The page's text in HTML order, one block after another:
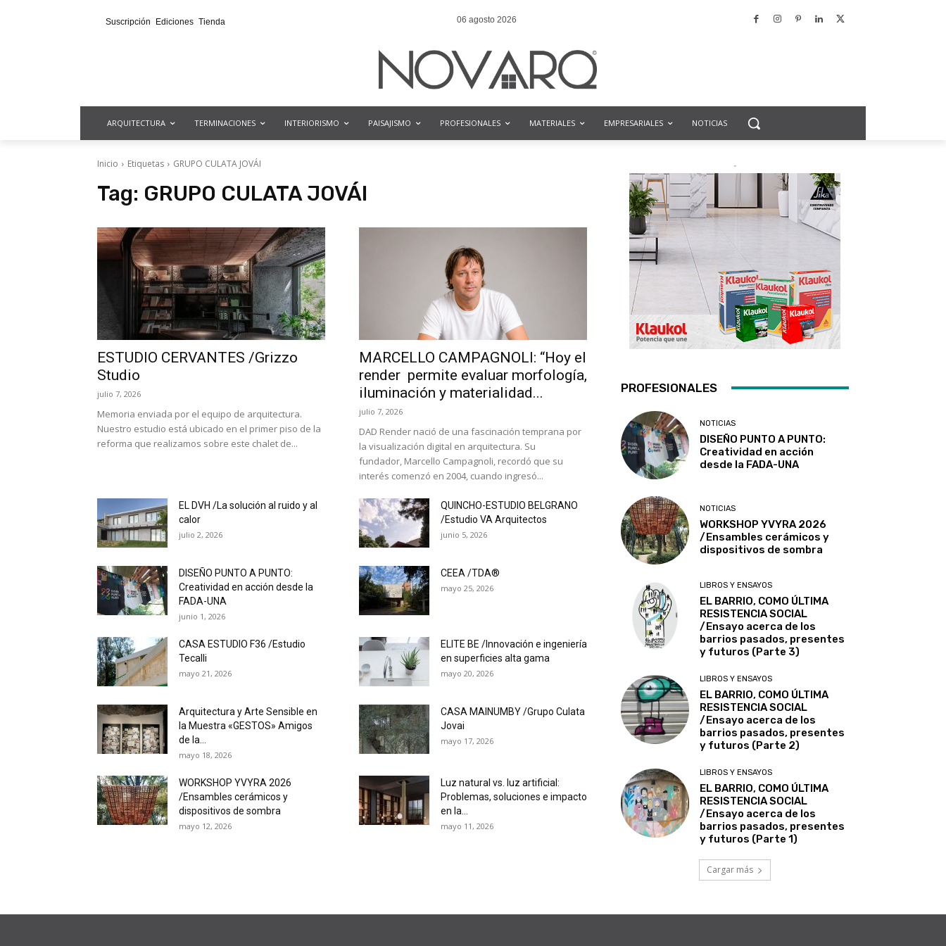
Suscripción Ediciones Tienda 06 agosto 2026
ARQUITECTURA TERMINACIONES INTERIORISMO PAISAJISMO PROFESIONALES MATERIALES EMPRESARIALES NOTICIAS
Inicio Etiquetas GRUPO CULATA JOVÁI
Tag: GRUPO CULATA JOVÁI
ESTUDIO CERVANTES /Grizzo
Studio
julio 7, 2026
Memoria enviada por el equipo de arquitectura.
Nuestro estudio está ubicado en el primer piso de la
reforma que realizamos sobre este chalet de...
MARCELLO CAMPAGNOLI: “Hoy el
render permite evaluar morfología,
iluminación y materialidad...
julio 7, 2026
DAD Render nació de una fascinación temprana por
la visualización digital en arquitectura. Su
fundador, Marcello Campagnoli, recordó que su
interés comenzó en 2004, cuando ingresó...
EL DVH /La solución al ruido y al
calor
julio 2, 2026
QUINCHO-ESTUDIO BELGRANO
/Estudio VA Arquitectos
junio 5, 2026
DISEÑO PUNTO A PUNTO:
Creatividad en acción desde la
FADA-UNA
junio 1, 2026
CEEA /TDA®
mayo 25, 2026
CASA ESTUDIO F36 /Estudio
Tecalli
mayo 21, 2026
ELITE BE /Innovación e ingeniería
en superficies alta gama
mayo 20, 2026
Arquitectura y Arte Sensible en
la Muestra «GESTOS» Amigos
de la...
mayo 18, 2026
CASA MAINUMBY /Grupo Culata
Jovai
mayo 17, 2026
WORKSHOP YVYRA 2026
/Ensambles cerámicos y
dispositivos de sombra
mayo 12, 2026
Luz natural vs. luz artificial:
Problemas, soluciones e impacto
en la...
mayo 11, 2026
-
PROFESIONALES
NOTICIAS
DISEÑO PUNTO A PUNTO:
Creatividad en acción
desde la FADA-UNA
NOTICIAS
WORKSHOP YVYRA 2026
/Ensambles cerámicos y
dispositivos de sombra
LIBROS Y ENSAYOS
EL BARRIO, COMO ÚLTIMA
RESISTENCIA SOCIAL
/Ensayo acerca de los
barrios pasados, presentes
y futuros (Parte 3)
LIBROS Y ENSAYOS
EL BARRIO, COMO ÚLTIMA
RESISTENCIA SOCIAL
/Ensayo acerca de los
barrios pasados, presentes
y futuros (Parte 2)
LIBROS Y ENSAYOS
EL BARRIO, COMO ÚLTIMA
RESISTENCIA SOCIAL
/Ensayo acerca de los
barrios pasados, presentes
y futuros (Parte 1)
Cargar más